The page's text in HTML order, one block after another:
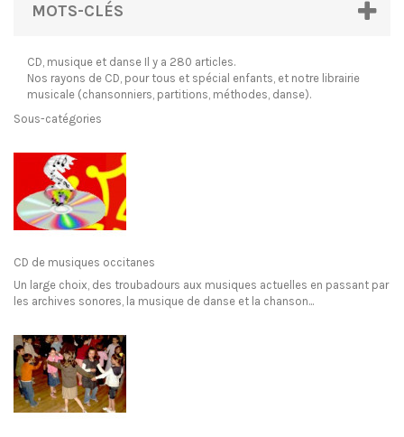
MOTS-CLÉS
CD, musique et danse Il y a 280 articles.
Nos rayons de CD, pour tous et spécial enfants, et notre librairie
musicale (chansonniers, partitions, méthodes, danse).
Sous-catégories
CD de musiques occitanes
Un large choix, des troubadours aux musiques actuelles en passant par
les archives sonores, la musique de danse et la chanson...